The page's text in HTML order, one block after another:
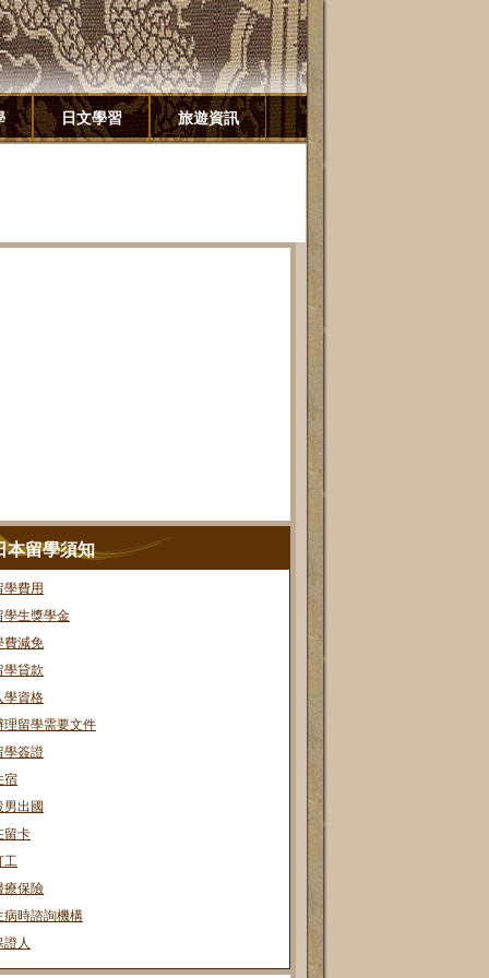
日文學習 旅遊資訊
本留學須知
學費用
學生獎學金
費減免
學貸款
學資格
理留學需要文件
學簽證
宿
男出國
留卡
工
療保險
病時諮詢機構
證人